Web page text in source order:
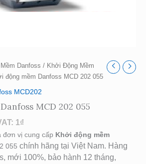
Danfoss / Khởi Động Mềm
động mềm Danfoss MCD 202 055
MCD202
MCD 202 055
1₫
đơn vị cung cấp Khởi động mềm
055 chính hãng tại Việt Nam. Hàng
mới 100%, bảo hành 12 tháng,